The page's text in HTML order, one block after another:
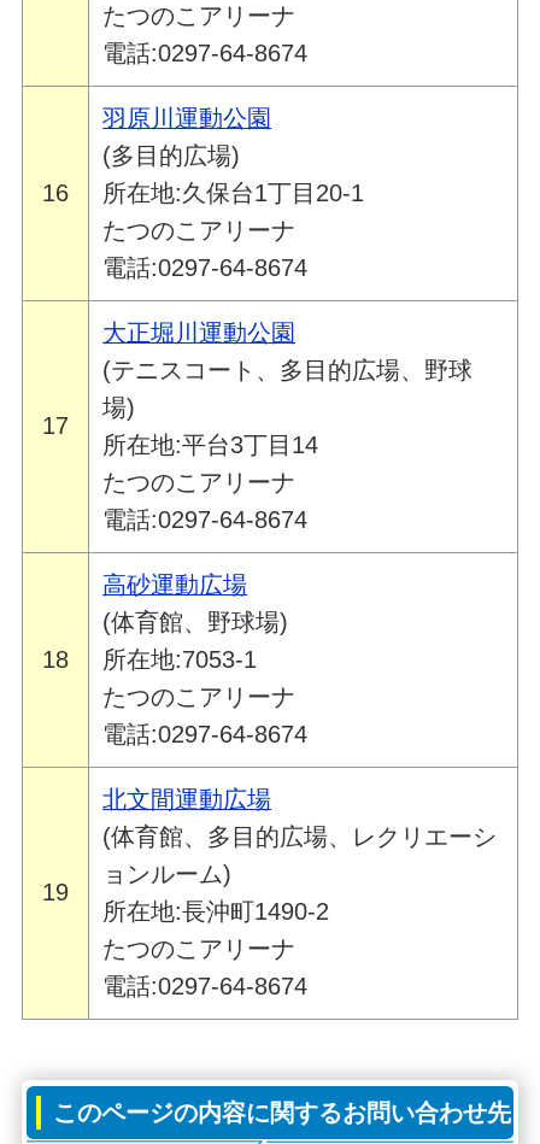
たつのこアリーナ
電話:0297-64-8674
16
羽原川運動公園
(多目的広場)
所在地:久保台1丁目20-1
たつのこアリーナ
電話:0297-64-8674
17
大正堀川運動公園
(テニスコート、多目的広場、野球
場)
所在地:平台3丁目14
たつのこアリーナ
電話:0297-64-8674
18
高砂運動広場
(体育館、野球場)
所在地:7053-1
たつのこアリーナ
電話:0297-64-8674
19
北文間運動広場
(体育館、多目的広場、レクリエーシ
ョンルーム)
所在地:長沖町1490-2
たつのこアリーナ
電話:0297-64-8674
このページの内容に関するお問い合わせ先